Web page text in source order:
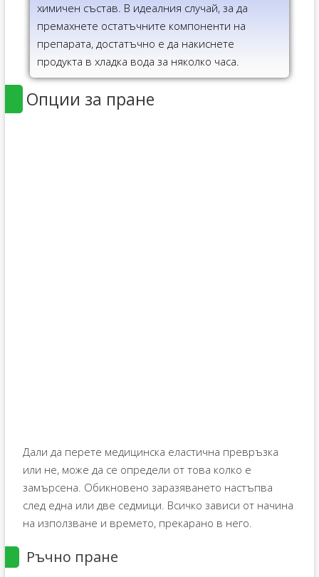
химичен състав. В идеалния случай, за да
премахнете остатъчните компоненти на
препарата, достатъчно е да накиснете
продукта в хладка вода за няколко часа.
Опции за пране
Дали да перете медицинска еластична превръзка
или не, може да се определи от това колко е
замърсена. Обикновено заразяването настъпва
след една или две седмици. Всичко зависи от начина
на използване и времето, прекарано в него.
Ръчно пране